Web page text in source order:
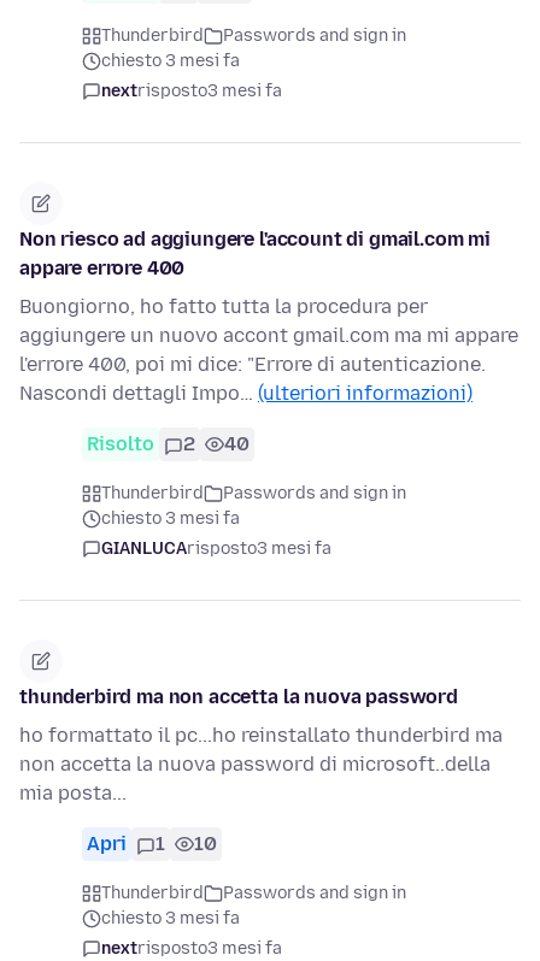
Thunderbird
Passwords and sign in
chiesto 3 mesi fa
nextrisposto3 mesi fa
Non riesco ad aggiungere l'account di gmail.com mi
appare errore 400
Buongiorno, ho fatto tutta la procedura per
aggiungere un nuovo accont gmail.com ma mi appare
l'errore 400, poi mi dice: "Errore di autenticazione.
Nascondi dettagli Impo… (ulteriori informazioni)
Risolto 2 40
Thunderbird
Passwords and sign in
chiesto 3 mesi fa
GIANLUCArisposto3 mesi fa
thunderbird ma non accetta la nuova password
ho formattato il pc...ho reinstallato thunderbird ma
non accetta la nuova password di microsoft..della
mia posta...
Apri 1 10
Thunderbird
Passwords and sign in
chiesto 3 mesi fa
nextrisposto3 mesi fa